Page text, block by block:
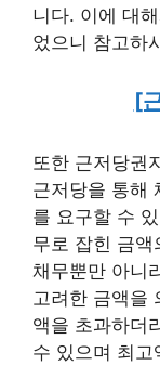
니다. 이에 대
었으니 참고하
[
또한 근저당권
근저당을 통해
를 요구할 수
무로 잡힌 금액
채무뿐만 아니
고려한 금액을
액을 초과하더
수 있으며 최고